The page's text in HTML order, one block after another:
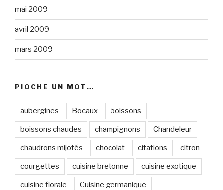
mai 2009
avril 2009
mars 2009
PIOCHE UN MOT…
aubergines Bocaux boissons
boissons chaudes champignons Chandeleur
chaudrons mijotés chocolat citations citron
courgettes cuisine bretonne cuisine exotique
cuisine florale Cuisine germanique